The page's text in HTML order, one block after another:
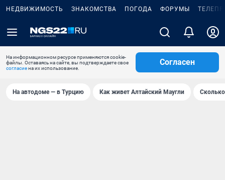
НЕДВИЖИМОСТЬ ЗНАКОМСТВА ПОГОДА ФОРУМЫ
На информационном ресурсе применяются cookie-
файлы. Оставаясь на сайте, вы подтверждаете свое
согласиена их использование.
Согласен
На автодоме — в Турцию Как живет Алтайский Маугли